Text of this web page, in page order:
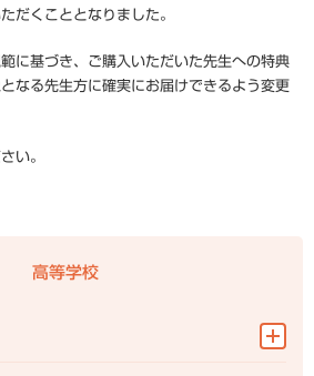
だくこととなりました。
に基づき、ご購入いただいた先生への特典
なる先生方に確実にお届けできるよう変更
い。
高等学校